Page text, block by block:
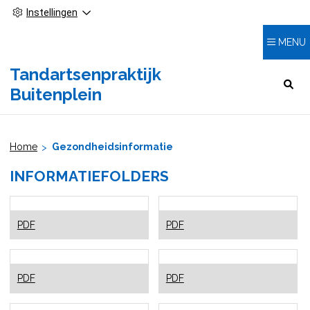
Instellingen
Tandartsenpraktijk
Buitenplein
MENU
Home Gezondheidsinformatie
INFORMATIEFOLDERS
PDFAften PDFBeugel
PDFBleken PDFDiabetes
en